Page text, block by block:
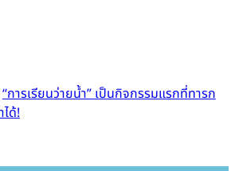
“การเรียนว่ายน้ำ” เป็นกิจกรรมแรกที่ทารก
ได้!